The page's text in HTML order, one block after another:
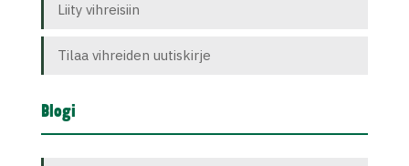
Liity vihreisiin
Tilaa vihreiden uutiskirje
Blogi